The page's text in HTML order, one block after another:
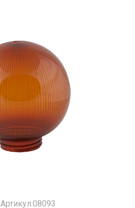
Артикул:08093